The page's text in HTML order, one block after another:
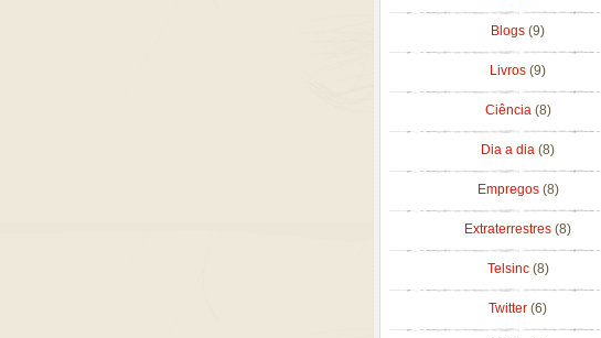
Blogs (9)
Livros (9)
Ciência (8)
Dia a dia (8)
Empregos (8)
Extraterrestres (8)
Telsinc (8)
Twitter (6)